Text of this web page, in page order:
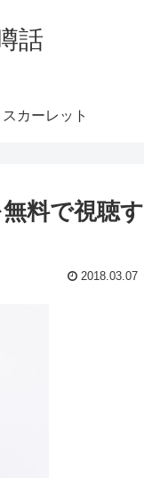
話
スカーレット
料で視聴す
2018.03.07